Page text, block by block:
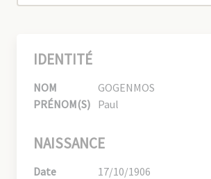
IDENTITÉ
NOM
GOGENMOS
PRÉNOM(S) Paul
NAISSANCE
Date
17/10/1906